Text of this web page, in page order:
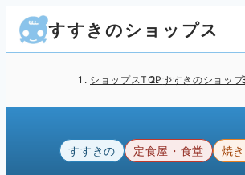
すすきのショップス
ショップスTOPすすきのショップ
すすきの 定食屋・食堂 焼